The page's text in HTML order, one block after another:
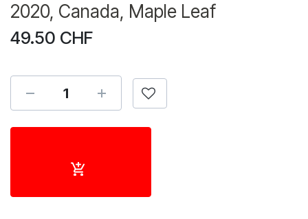
2020, Canada, Maple Leaf
49.50 CHF